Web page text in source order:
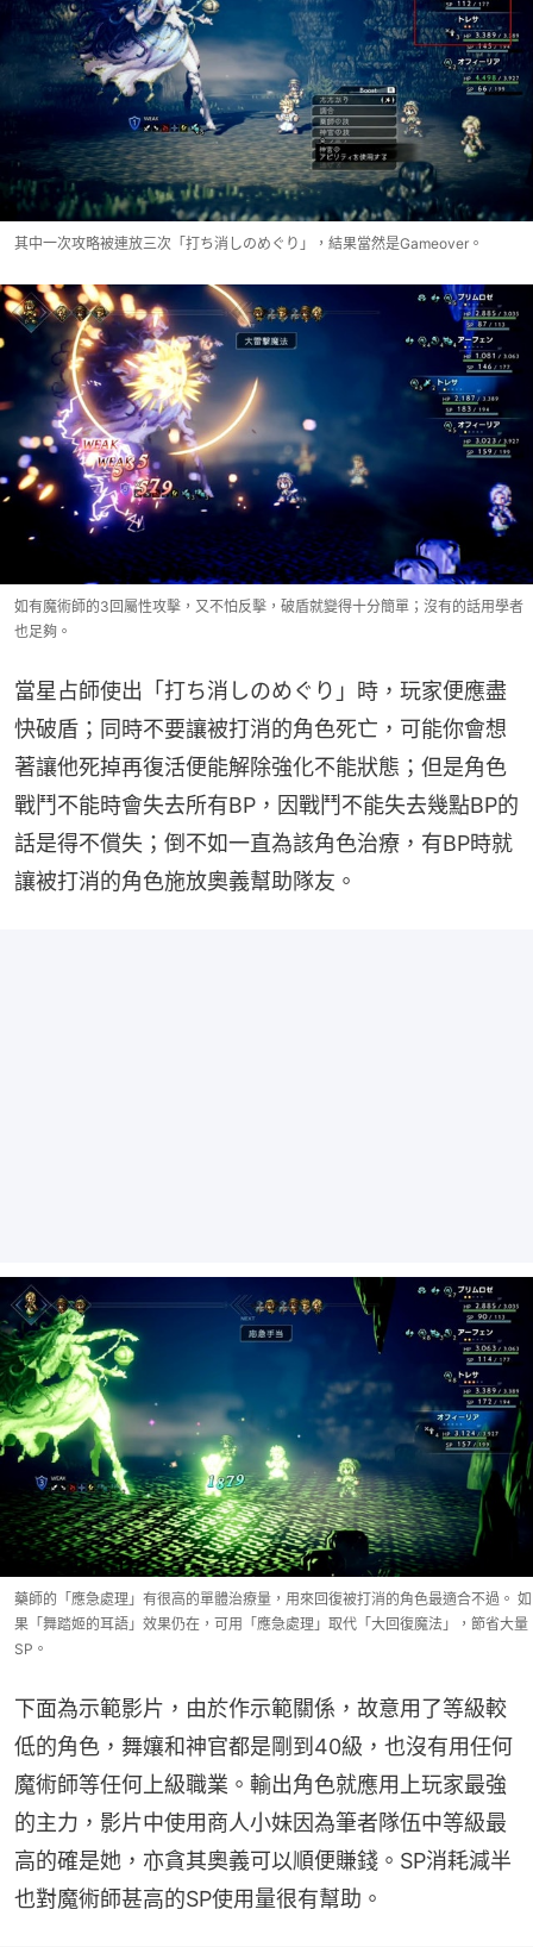
其中一次攻略被連放三次「打ち消しのめぐり」，結果當然是Gameover。
如有魔術師的3回屬性攻擊，又不怕反擊，破盾就變得十分簡單；沒有的話用學者
也足夠。
當星占師使出「打ち消しのめぐり」時，玩家便應盡
快破盾；同時不要讓被打消的角色死亡，可能你會想
著讓他死掉再復活便能解除強化不能狀態；但是角色
戰鬥不能時會失去所有BP，因戰鬥不能失去幾點BP的
話是得不償失；倒不如一直為該角色治療，有BP時就
讓被打消的角色施放奧義幫助隊友。
藥師的「應急處理」有很高的單體治療量，用來回復被打消的角色最適合不過。 如
果「舞踏姬的耳語」效果仍在，可用「應急處理」取代「大回復魔法」，節省大量
SP。
下面為示範影片，由於作示範關係，故意用了等級較
低的角色，舞孃和神官都是剛到40級，也沒有用任何
魔術師等任何上級職業。輸出角色就應用上玩家最強
的主力，影片中使用商人小妹因為筆者隊伍中等級最
高的確是她，亦貪其奧義可以順便賺錢。SP消耗減半
也對魔術師甚高的SP使用量很有幫助。